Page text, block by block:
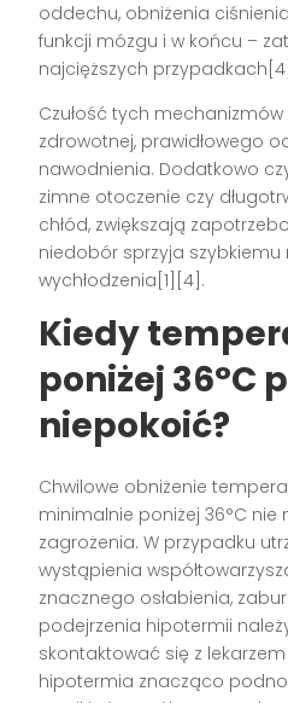
oddechu, obniżenia
funkcji mózgu i w końcu –
najcięższych
Czułość tych
zdrowotnej, prawidłowego
nawodnienia. Dodatkowo
zimne otoczenie czy
chłód, zwiększają
niedobór sprzyja szybkiemu
wychłodzenia[1][4].
Kiedy
poniżej 36°C
niepokoić?
Chwilowe obniżenie
minimalnie poniżej 36°C nie
zagrożenia. W przypadku
wystąpienia
znacznego osłabienia,
podejrzenia hipotermii
skontaktować się z
hipotermia znacząco